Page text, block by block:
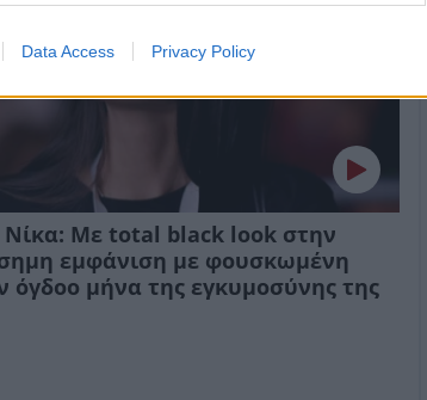
Data Access Privacy Policy
Νίκα: Με total black look στην
εμφάνιση με φουσκωμένη
όγδοο μήνα της εγκυμοσύνης της